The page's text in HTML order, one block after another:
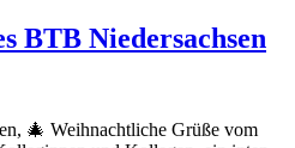
BTB Niedersachsen
🎄 Weih­nacht­liche Grüße vom